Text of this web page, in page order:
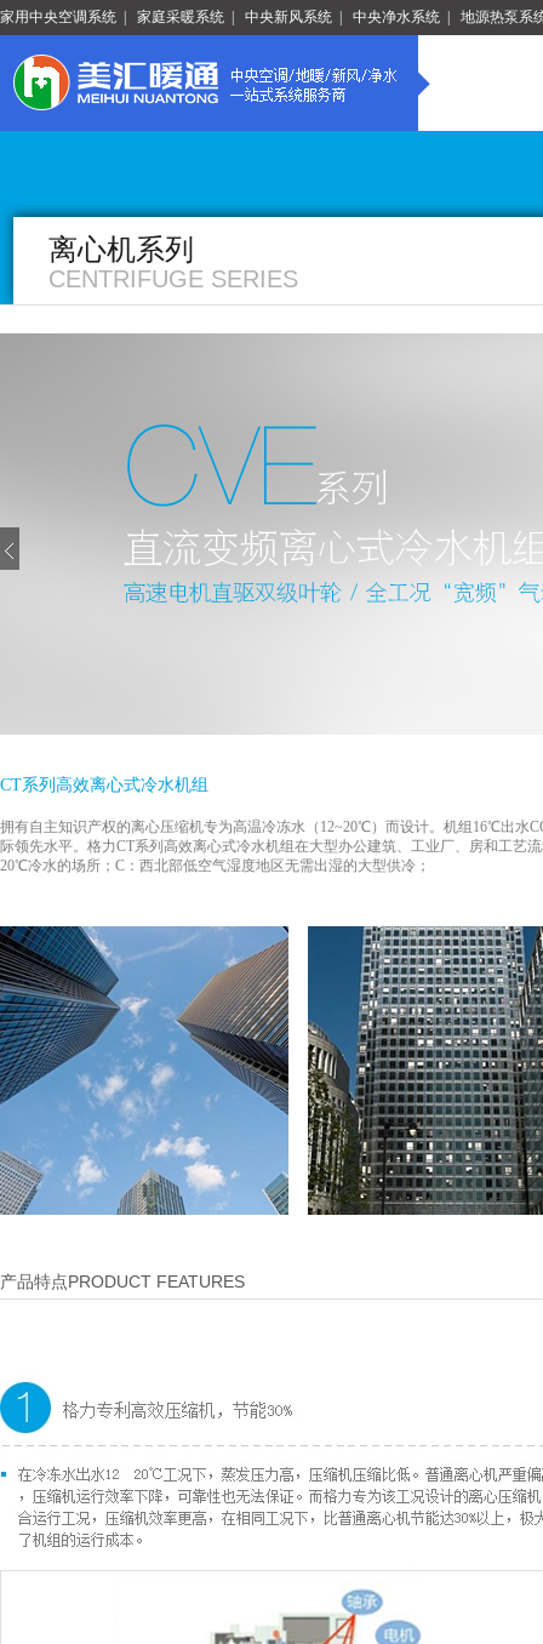
家用中央空调系统 家庭采暖系统 中央新风系统 中央净水系统 地源热泵系
离心机系列
CENTRIFUGE SERIES
CT系列高效离心式冷水机组
拥有自主知识产权的离心压缩机专为高温冷冻水（12~20℃）而设计。机组16℃出水
际领先水平。格力CT系列高效离心式冷水机组在大型办公建筑、工业厂、房和工
20℃冷水的场所；C：西北部低空气湿度地区无需出湿的大型供冷；
产品特点PRODUCT FEATURES